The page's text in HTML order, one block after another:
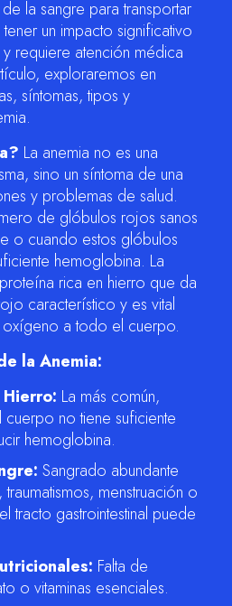
la sangre para transportar
un impacto significativo
requiere atención médica
exploraremos en
síntomas, tipos y
La anemia no es una
sino un síntoma de una
y problemas de salud.
de glóbulos rojos sanos
o cuando estos glóbulos
hemoglobina. La
rica en hierro que da
característico y es vital
a todo el cuerpo.
la Anemia:
La más común,
no tiene suficiente
hemoglobina.
Sangrado abundante
menstruación o
tracto gastrointestinal puede
Falta de
o vitaminas esenciales.